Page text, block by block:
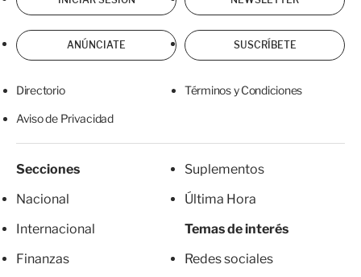
ANÚNCIATE SUSCRÍBETE
Directorio Términos y Condiciones
Aviso de Privacidad
Secciones
Nacional
Internacional
Finanzas
Suplementos
Última Hora
Temas de interés
Redes sociales